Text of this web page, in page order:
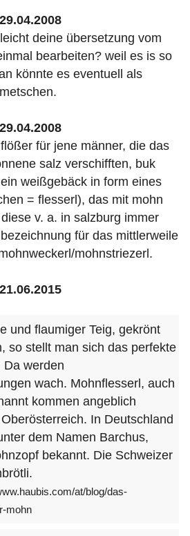
deine übersetzung vom
bearbeiten? weil es is so
könnte es eventuell als
für jene männer, die das
salz verschifften, buk
weißgebäck in form eines
= flesserl), das mit mohn
v. a. in salzburg immer
für das mittlerweile
mohnstriezerl.
und flaumiger Teig, gekrönt
so stellt man sich das perfekte
Da werden
wach. Mohnflesserl, auch
kommen angeblich
In Deutschland
dem Namen Barchus,
bekannt. Die Schweizer
at/blog/das-
mohn